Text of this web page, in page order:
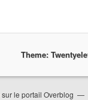
Theme:
sur le portail Overblog